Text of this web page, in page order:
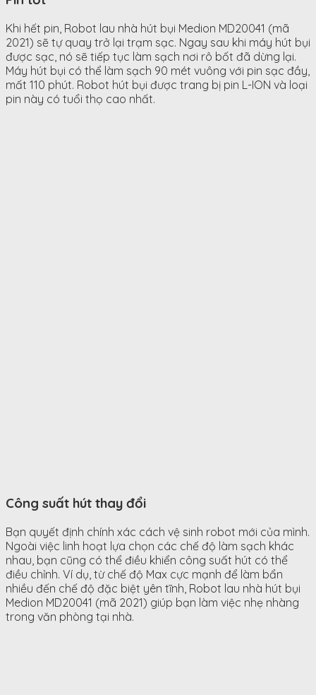
Khi hết pin, Robot lau nhà hút bụi Medion MD20041 (mã
2021) sẽ tự quay trở lại trạm sạc. Ngay sau khi máy hút bụi
được sạc, nó sẽ tiếp tục làm sạch nơi rô bốt đã dừng lại.
Máy hút bụi có thể làm sạch 90 mét vuông với pin sạc đầy,
mất 110 phút. Robot hút bụi được trang bị pin L-ION và loại
pin này có tuổi thọ cao nhất.
Công suất hút thay đổi
Bạn quyết định chính xác cách vệ sinh robot mới của mình.
Ngoài việc linh hoạt lựa chọn các chế độ làm sạch khác
nhau, bạn cũng có thể điều khiển công suất hút có thể
điều chỉnh. Ví dụ, từ chế độ Max cực mạnh để làm bẩn
nhiều đến chế độ đặc biệt yên tĩnh, Robot lau nhà hút bụi
Medion MD20041 (mã 2021) giúp bạn làm việc nhẹ nhàng
trong văn phòng tại nhà.